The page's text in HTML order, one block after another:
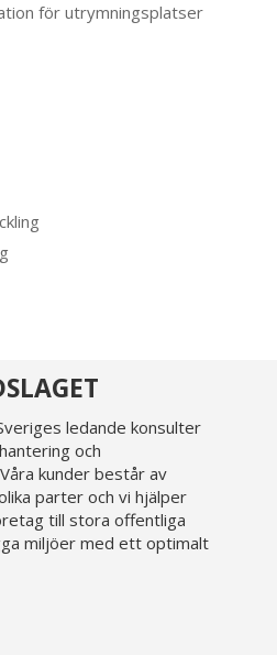
för utrymningsplatser
ledande konsulter
och
kunder består av
parter och vi hjälper
till stora offentliga
miljöer med ett optimalt